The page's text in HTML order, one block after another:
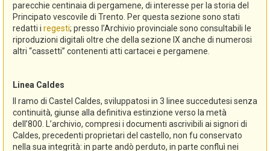
parecchie centinaia di pergamene, di interesse per la storia del
Principato vescovile di Trento. Per questa sezione sono stati
redatti i regesti; presso l’Archivio provinciale sono consultabili le
riproduzioni digitali oltre che della sezione IX anche di numerosi
altri “cassetti” contenenti atti cartacei e pergamene.
Linea Caldes
Il ramo di Castel Caldes, sviluppatosi in 3 linee succedutesi senza
continuità, giunse alla definitiva estinzione verso la metà
dell’800. L’archivio, compresi i documenti ascrivibili ai signori di
Caldes, precedenti proprietari del castello, non fu conservato
nella sua integrità: in parte andò perduto, in parte confluì nei